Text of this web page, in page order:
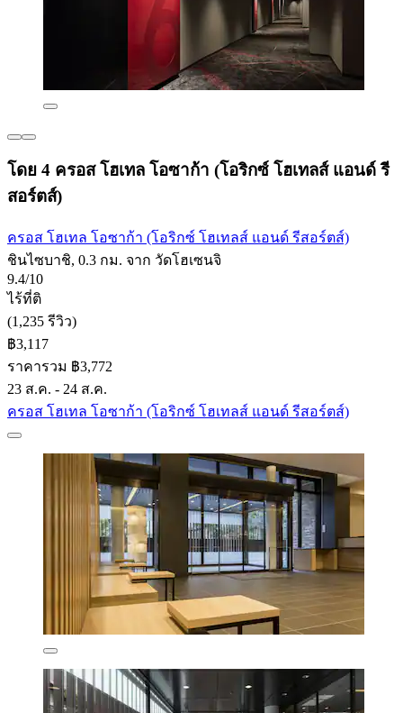
โดย 4 ครอส โฮเทล โอซาก้า (โอริกซ์ โฮเทลส์ แอนด์ รี
สอร์ตส์)
ครอส โฮเทล โอซาก้า (โอริกซ์ โฮเทลส์ แอนด์ รีสอร์ตส์)
ชินไซบาชิ, 0.3 กม. จาก วัดโฮเซนจิ
9.4/10
ไร้ที่ติ
(1,235 รีวิว)
฿3,117
ราคารวม ฿3,772
23 ส.ค. - 24 ส.ค.
ครอส โฮเทล โอซาก้า (โอริกซ์ โฮเทลส์ แอนด์ รีสอร์ตส์)